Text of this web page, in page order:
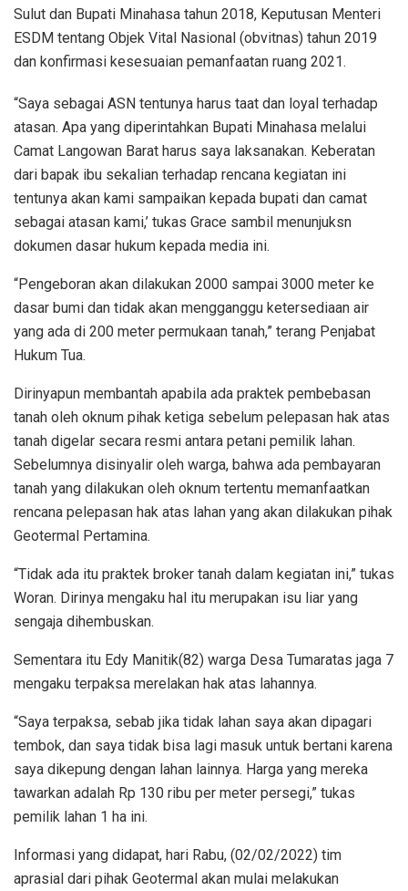
Sulut dan Bupati Minahasa tahun 2018, Keputusan Menteri
ESDM tentang Objek Vital Nasional (obvitnas) tahun 2019
dan konfirmasi kesesuaian pemanfaatan ruang 2021.
“Saya sebagai ASN tentunya harus taat dan loyal terhadap
atasan. Apa yang diperintahkan Bupati Minahasa melalui
Camat Langowan Barat harus saya laksanakan. Keberatan
dari bapak ibu sekalian terhadap rencana kegiatan ini
tentunya akan kami sampaikan kepada bupati dan camat
sebagai atasan kami,’ tukas Grace sambil menunjuksn
dokumen dasar hukum kepada media ini.
“Pengeboran akan dilakukan 2000 sampai 3000 meter ke
dasar bumi dan tidak akan mengganggu ketersediaan air
yang ada di 200 meter permukaan tanah,” terang Penjabat
Hukum Tua.
Dirinyapun membantah apabila ada praktek pembebasan
tanah oleh oknum pihak ketiga sebelum pelepasan hak atas
tanah digelar secara resmi antara petani pemilik lahan.
Sebelumnya disinyalir oleh warga, bahwa ada pembayaran
tanah yang dilakukan oleh oknum tertentu memanfaatkan
rencana pelepasan hak atas lahan yang akan dilakukan pihak
Geotermal Pertamina.
“Tidak ada itu praktek broker tanah dalam kegiatan ini,” tukas
Woran. Dirinya mengaku hal itu merupakan isu liar yang
sengaja dihembuskan.
Sementara itu Edy Manitik(82) warga Desa Tumaratas jaga 7
mengaku terpaksa merelakan hak atas lahannya.
“Saya terpaksa, sebab jika tidak lahan saya akan dipagari
tembok, dan saya tidak bisa lagi masuk untuk bertani karena
saya dikepung dengan lahan lainnya. Harga yang mereka
tawarkan adalah Rp 130 ribu per meter persegi,” tukas
pemilik lahan 1 ha ini.
Informasi yang didapat, hari Rabu, (02/02/2022) tim
aprasial dari pihak Geotermal akan mulai melakukan